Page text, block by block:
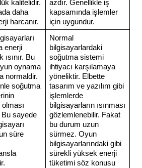
kalitelidir.
daha
harcanır.
azdır. Genellikle iş
kapsamında işlemler
için uygundur.
enerji
ısınır. Bu
oynama
normaldir.
soğutma
Bu sayede
süre
Normal
bilgisayarlardaki
soğutma sistemi
ihtiyacı karşılamaya
yöneliktir. Elbette
tasarım ve yazılım gibi
işlemlerde
bilgisayarların ısınması
gözlemlenebilir. Fakat
bu durum uzun
sürmez. Oyun
bilgisayarlarındaki gibi
sürekli yüksek enerji
tüketimi söz konusu